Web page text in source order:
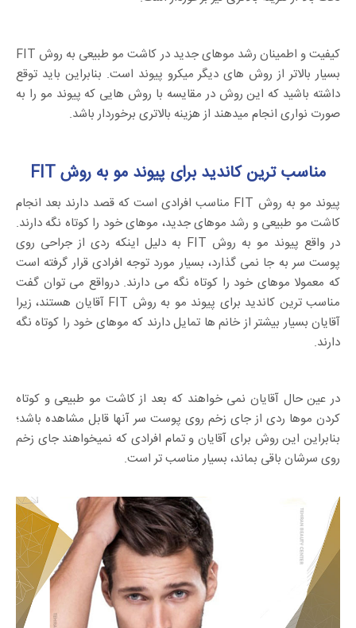
کیفیت و اطمینان رشد موهای جدید در کاشت مو طبیعی به روش FIT
بسیار بالاتر از روش های دیگر میکرو پیوند است. بنابراین باید توقع
داشته باشید که این روش در مقایسه با روش هایی که پیوند مو را به
صورت نواری انجام میدهند از هزینه بالاتری برخوردار باشد.
مناسب ترین کاندید برای پیوند مو به روش FIT
پیوند مو به روش FIT مناسب افرادی است که قصد دارند بعد انجام
کاشت مو طبیعی و رشد موهای جدید، موهای خود را کوتاه نگه دارند.
در واقع پیوند مو به روش FIT به دلیل اینکه ردی از جراحی روی
پوست سر به جا نمی گذارد، بسیار مورد توجه افرادی قرار گرفته است
که معمولا موهای خود را کوتاه نگه می دارند. درواقع می توان گفت
مناسب ترین کاندید برای پیوند مو به روش FIT آقایان هستند، زیرا
آقایان بسیار بیشتر از خانم ها تمایل دارند که موهای خود را کوتاه نگه
دارند.
در عین حال آقایان نمی خواهند که بعد از کاشت مو طبیعی و کوتاه
کردن موها ردی از جای زخم روی پوست سر آنها قابل مشاهده باشد؛
بنابراین این روش برای آقایان و تمام افرادی که نمیخواهند جای زخم
روی سرشان باقی بماند، بسیار مناسب تر است.